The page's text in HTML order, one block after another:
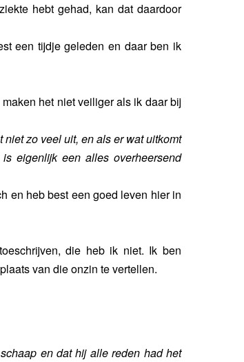
hebt gehad, kan dat daardoor
een tijdje geleden en daar ben ik
het niet veiliger als ik daar bij
zo veel uit, en als er wat uitkomt
eigenlijk een alles overheersend
en heb best een goed leven hier in
die heb ik niet. Ik ben
van die onzin te vertellen.
en dat hij alle reden had het